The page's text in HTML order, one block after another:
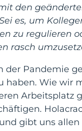
den
es, um
zu regulieren
rasch
Pandemie
haben. Wie wir
Arbeitsplatz
gibt uns